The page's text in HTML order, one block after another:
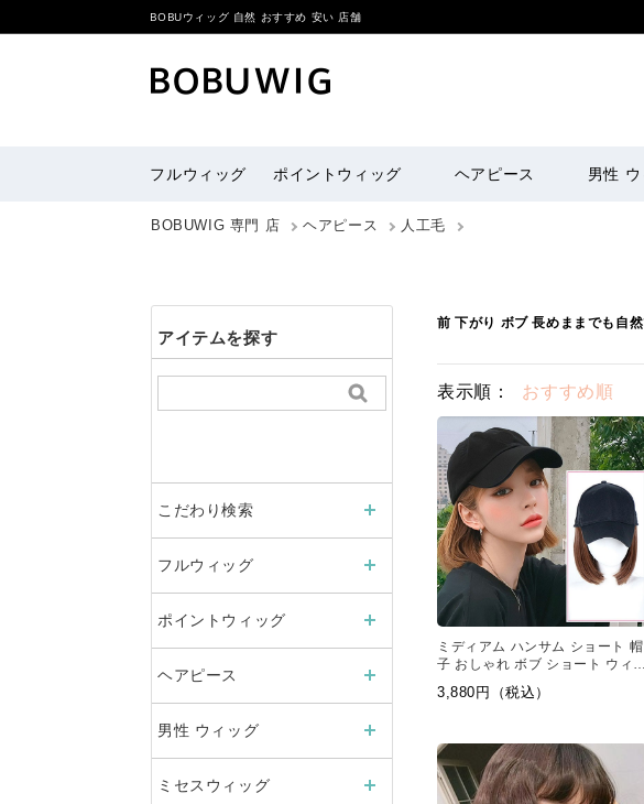
BOBUウィッグ 自然 おすすめ 安い 店舗
フルウィッグ ポイントウィッグ ヘアピース 男性
BOBUWIG 専門 店 ヘアピース 人工毛
前 下がり ボブ 長めままでも自
表示順： おすすめ順
ミディアム ハンサム ショート 帽
子 おしゃれ ボブ ショート ウィッ
3,880円（税込）
アイテムを探す
こだわり検索
フルウィッグ
ポイントウィッグ
ヘアピース
男性 ウィッグ
ミセスウィッグ